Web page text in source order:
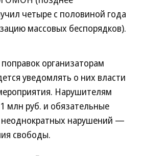
четыре с половиной года
массовых беспорядков).
организаторам
уведомлять о них власти
Нарушителям
млн руб. и обязательные
неоднократных нарушений —
свободы.